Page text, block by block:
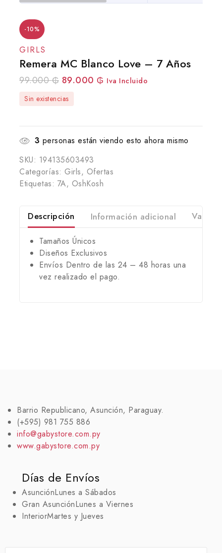
-10%
GIRLS
Remera MC Blanco Love – 7 Años
99.000₲ 89.000 ₲ Iva Incluido
Sin existencias
3 personas están viendo esto ahora mismo
SKU: 194135603493
Categorías: Girls, Ofertas
Etiquetas: 7A, OshKosh
Descripción Información adicional
Tamaños Únicos
Diseños Exclusivos
Envíos Dentro de las 24 – 48 horas una
vez realizado el pago.
Barrio Republicano, Asunción, Paraguay.
(+595) 981 755 886
info@gabystore.com.py
www.gabystore.com.py
Días de Envíos
AsunciónLunes a Sábados
Gran AsunciónLunes a Viernes
InteriorMartes y Jueves